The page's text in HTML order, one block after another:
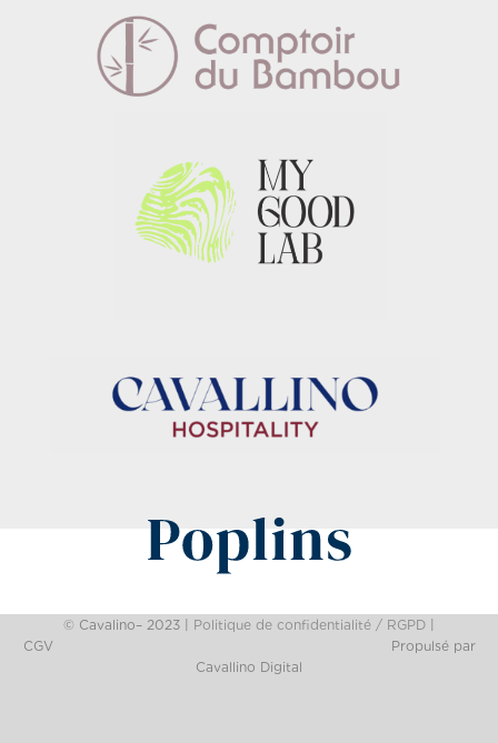
© Cavalino– 2023 | Politique de confidentialité / RGPD
CGV Propulsé par
Cavallino Digital